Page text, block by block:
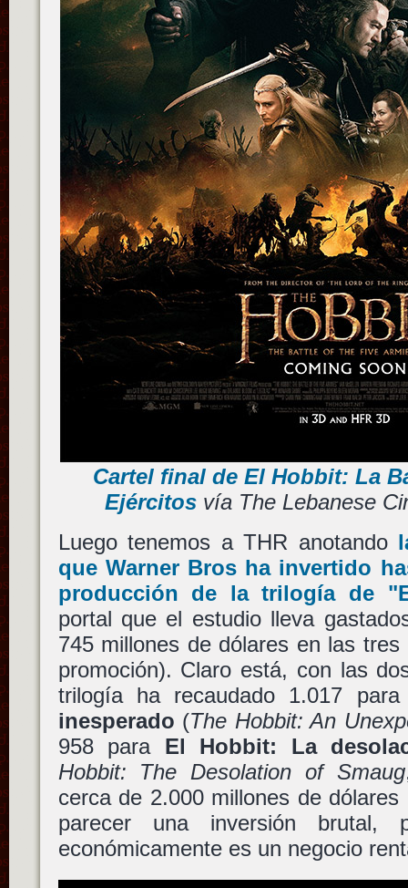
Cartel final de El Hobbit: La
Ejércitos vía The Lebanese
Luego tenemos a THR anotando
que Warner Bros ha invertido
producción de la trilogía de
portal que el estudio lleva
745 millones de dólares en las
promoción). Claro está, con las
trilogía ha recaudado 1.017
inesperado (The Hobbit: An
958 para El Hobbit: La
Hobbit: The Desolation of Smaug
cerca de 2.000 millones de
parecer una inversión brutal,
económicamente es un negocio